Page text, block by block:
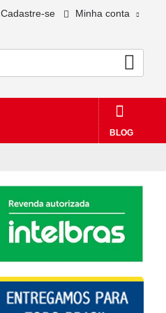
Cadastre-se Minha conta
BLOG